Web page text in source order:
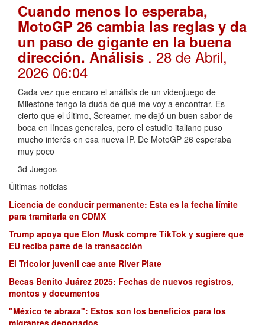
Cuando menos lo esperaba,
MotoGP 26 cambia las reglas y da
un paso de gigante en la buena
dirección. Análisis . 28 de Abril,
2026 06:04
Cada vez que encaro el análisis de un videojuego de
Milestone tengo la duda de qué me voy a encontrar. Es
cierto que el último, Screamer, me dejó un buen sabor de
boca en líneas generales, pero el estudio italiano puso
mucho interés en esa nueva IP. De MotoGP 26 esperaba
muy poco
3d Juegos
Últimas noticias
Licencia de conducir permanente: Esta es la fecha límite
para tramitarla en CDMX
Trump apoya que Elon Musk compre TikTok y sugiere que
EU reciba parte de la transacción
El Tricolor juvenil cae ante River Plate
Becas Benito Juárez 2025: Fechas de nuevos registros,
montos y documentos
"México te abraza": Estos son los beneficios para los